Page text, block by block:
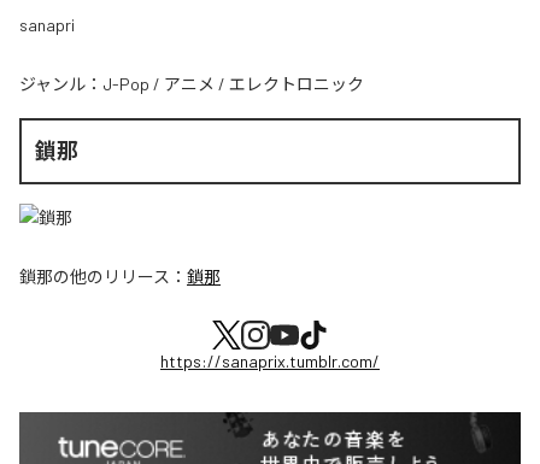
sanapri
ジャンル： J-Pop / アニメ / エレクトロニック
鎖那
鎖那の他のリリース： 鎖那
https://sanaprix.tumblr.com/